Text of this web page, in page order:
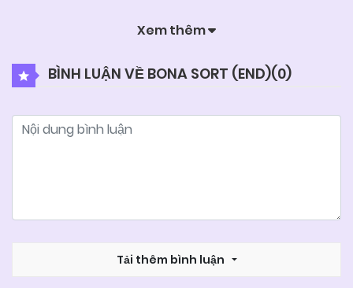
Xem thêm
BÌNH LUẬN VỀ BONA SORT (END)(0)
Tải thêm bình luận